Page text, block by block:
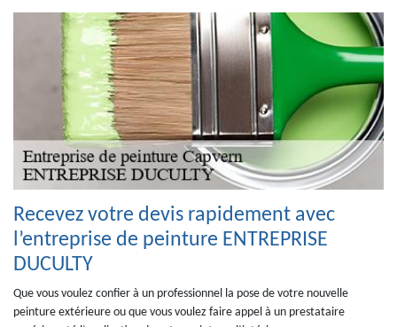
Recevez votre devis rapidement avec
l’entreprise de peinture ENTREPRISE
DUCULTY
Que vous voulez confier à un professionnel la pose de votre nouvelle
peinture extérieure ou que vous voulez faire appel à un prestataire